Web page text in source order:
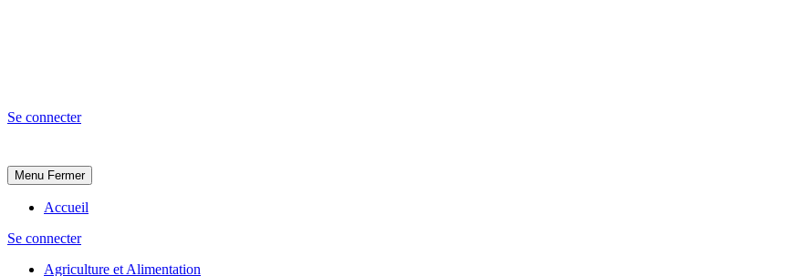
Se connecter
Menu Fermer
Accueil
Se connecter
Agriculture et Alimentation